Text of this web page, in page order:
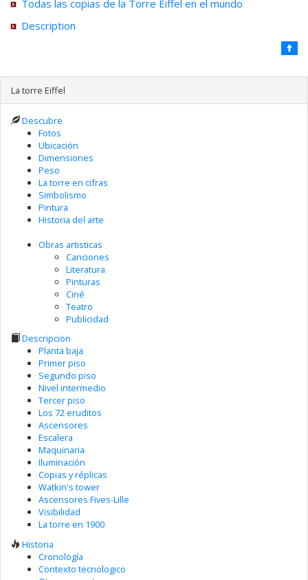
Todas las copias de la Torre Eiffel en el mundo
Description
La torre Eiffel
Descubre
Fotos
Ubicación
Dimensiones
Peso
La torre en cifras
Simbolismo
Pintura
Historia del arte
Obras artisticas
Canciones
Literatura
Pinturas
Ciné
Teatro
Publicidad
Descripcion
Planta baja
Primer piso
Segundo piso
Nivel intermedio
Tercer piso
Los 72 eruditos
Ascensores
Escalera
Maquinaria
Iluminación
Copias y réplicas
Watkin's tower
Ascensores Fives-Lille
Visibilidad
La torre en 1900
Historia
Cronología
Contexto tecnologico